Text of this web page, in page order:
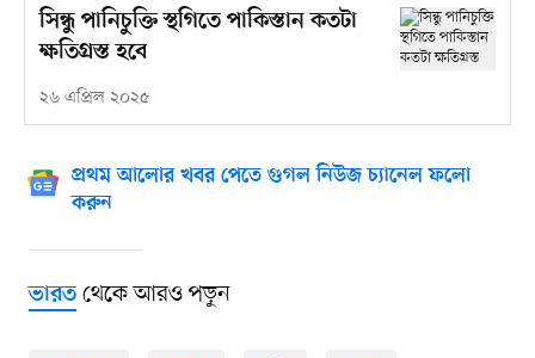
সিন্ধু পানিচুক্তি স্থগিতে পাকিস্তান কতটা
ক্ষতিগ্রস্ত হবে
২৬ এপ্রিল ২০২৫
প্রথম আলোর খবর পেতে গুগল নিউজ চ্যানেল ফলো
করুন
ভারতথেকে আরও পড়ুন